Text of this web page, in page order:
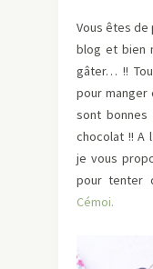
Vous êtes de
blog et bien
gâter… !!
pour manger
sont
chocolat !! A
je vous
pour tenter
Cémoi.